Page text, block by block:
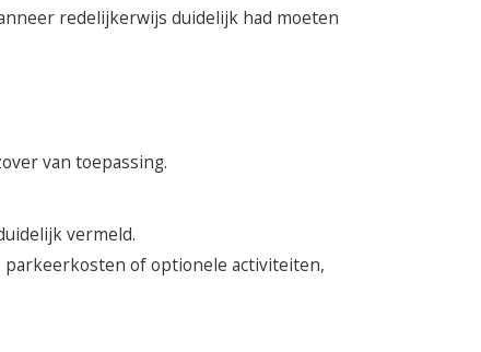
redelijkerwijs duidelijk had moeten
van toepassing.
vermeld.
of optionele activiteiten,